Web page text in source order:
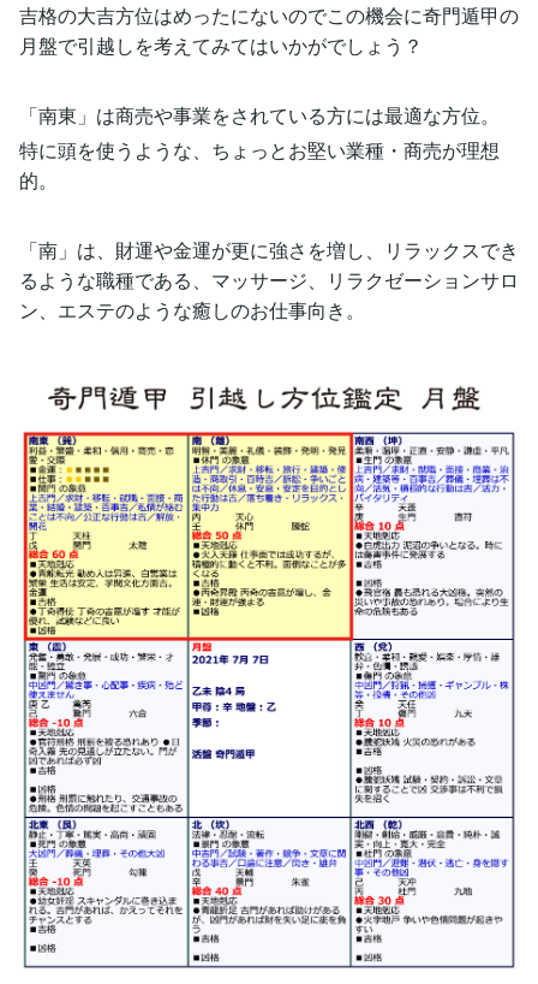
吉格の大吉方位はめったにないのでこの機会に奇門遁甲の
月盤で引越しを考えてみてはいかがでしょう？
「南東」は商売や事業をされている方には最適な方位。
特に頭を使うような、ちょっとお堅い業種・商売が理想
的。
「南」は、財運や金運が更に強さを増し、リラックスでき
るような職種である、マッサージ、リラクゼーションサロ
ン、エステのような癒しのお仕事向き。